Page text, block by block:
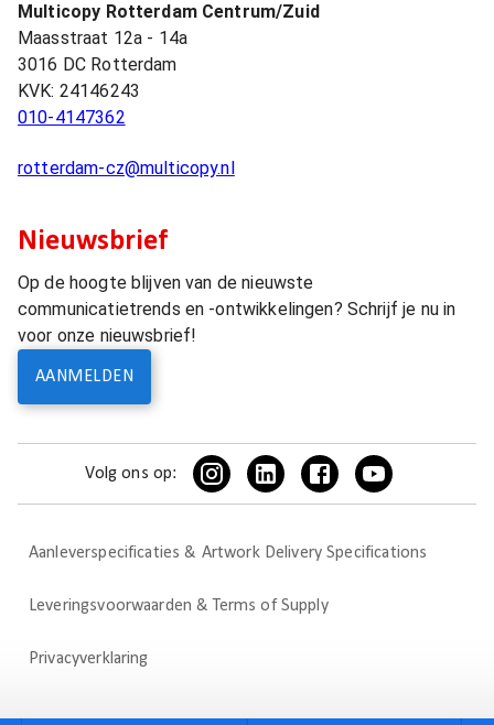
Multicopy Rotterdam Centrum/Zuid
Maasstraat 12a - 14a
3016 DC Rotterdam
KVK: 24146243
010-4147362
rotterdam-cz@multicopy.nl
Nieuwsbrief
Op de hoogte blijven van de nieuwste
communicatietrends en -ontwikkelingen? Schrijf je nu in
voor onze nieuwsbrief!
AANMELDEN
Volg ons op:
Aanleverspecificaties & Artwork Delivery Specifications
Leveringsvoorwaarden & Terms of Supply
Privacyverklaring